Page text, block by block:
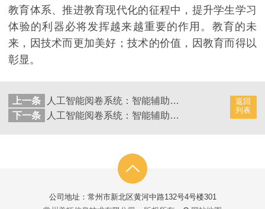
教育体系、推进教育现代化的征程中，提升学生学习
体验的利器必将发挥越来越重要的作用。教育的未
来，因技术而更加美好；技术的价值，因教育而得以
彰显。
返回
列表
上一条
人工智能阅卷系统：智能辅助成绩反馈和优化
下一条
人工智能阅卷系统：智能辅助成绩反馈和优化方式
公司地址：常州市新北区黄河中路132号4号楼301